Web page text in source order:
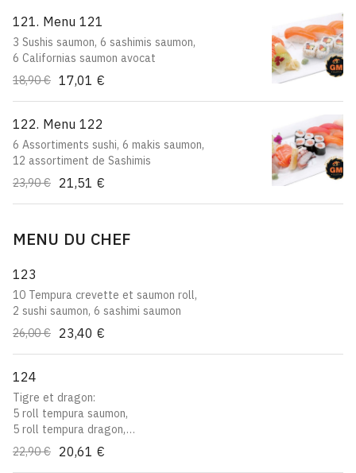
121. Menu 121
3 Sushis saumon, 6 sashimis saumon,
6 Californias saumon avocat
18,90 € 17,01 €
122. Menu 122
6 Assortiments sushi, 6 makis saumon,
12 assortiment de Sashimis
23,90 €
21,51 €
MENU DU CHEF
123
10 Tempura crevette et saumon roll,
2 sushi saumon, 6 sashimi saumon
26,00 €
23,40 €
124
Tigre et dragon:
5 roll tempura saumon,
5 roll tempura dragon,
6 California saumon cheese
22,90 € 20,61 €